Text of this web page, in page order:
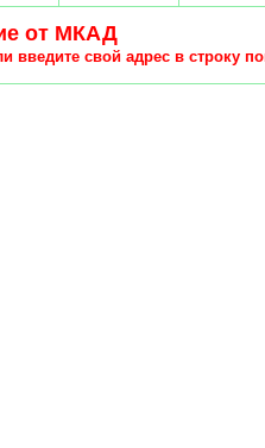
от МКАД
введите свой адрес в строку